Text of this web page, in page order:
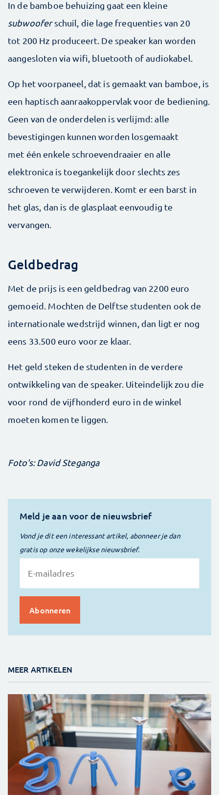
In de bamboe behuizing gaat een kleine
subwooferschuil, die lage frequenties van 20
tot 200 Hz produceert. De speaker kan worden
aangesloten via wifi, bluetooth of audiokabel.
Op het voorpaneel, dat is gemaakt van bamboe, is
een haptisch aanraakoppervlak voor de bediening.
Geen van de onderdelen is verlijmd: alle
bevestigingen kunnen worden losgemaakt
met één enkele schroevendraaier en alle
elektronica is toegankelijk door slechts zes
schroeven te verwijderen. Komt er een barst in
het glas, dan is de glasplaat eenvoudig te
vervangen.
Geldbedrag
Met de prijs is een geldbedrag van 2200 euro
gemoeid. Mochten de Delftse studenten ook de
internationale wedstrijd winnen, dan ligt er nog
eens 33.500 euro voor ze klaar.
Het geld steken de studenten in de verdere
ontwikkeling van de speaker. Uiteindelijk zou die
voor rond de vijfhonderd euro in de winkel
moeten komen te liggen.
Foto's: David Steganga
Meld je aan voor de nieuwsbrief
Vond je dit een interessant artikel, abonneer je dan
gratis op onze wekelijkse nieuwsbrief.
MEER ARTIKELEN